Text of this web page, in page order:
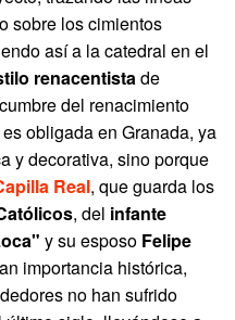
sobre los cimientos
así a la catedral en el
renacentistade
del renacimiento
obligada en Granada, ya
y decorativa, sino porque
Real, que guarda los
, del infante
y su esposo Felipe
importancia histórica,
no han sufrido